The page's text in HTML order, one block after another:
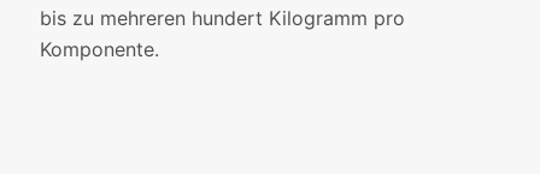
bis zu mehreren hundert Kilogramm pro
Komponente.